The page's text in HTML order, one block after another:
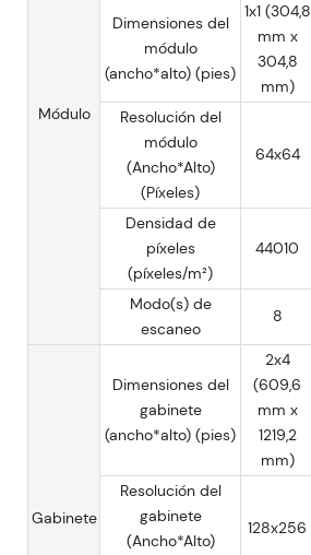
Módulo
Dimensiones del
módulo
(ancho*alto) (pies)
1x1 (304,8
mm x
304,8
mm)
Resolución del
módulo
(Ancho*Alto)
(Píxeles)
64x64
Densidad de
píxeles
(píxeles/m²)
44010
Modo(s) de
escaneo
8
Gabinete
Dimensiones del
gabinete
(ancho*alto) (pies)
2x4
(609,6
mm x
1219,2
mm)
Resolución del
gabinete
(Ancho*Alto)
128x256